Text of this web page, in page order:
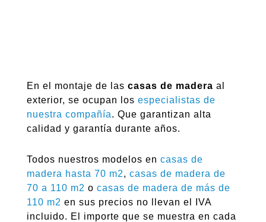
En el montaje de las casas de madera al
exterior, se ocupan los especialistas de
nuestra compañía. Que garantizan alta
calidad y garantía durante años.
Todos nuestros modelos en casas de
madera hasta 70 m2, casas de madera de
70 a 110 m2 o casas de madera de más de
110 m2 en sus precios no llevan el IVA
incluido. El importe que se muestra en cada